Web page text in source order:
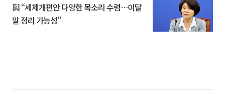
與 “세제개편안 다양한 목소리 수렴…이달
말 정리 가능성”